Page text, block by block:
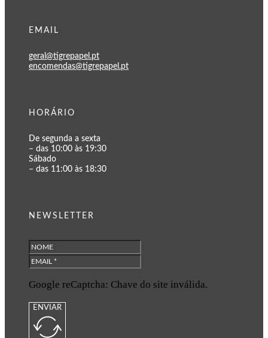
EMAIL
geral@tigrepapel.pt
encomendas@tigrepapel.pt
HORÁRIO
De segunda a sexta
– das 10:00 às 19:30
Sábado
– das 11:00 às 18:30
NEWSLETTER
Google reCaptcha: Chave do site inválida.
ENVIAR